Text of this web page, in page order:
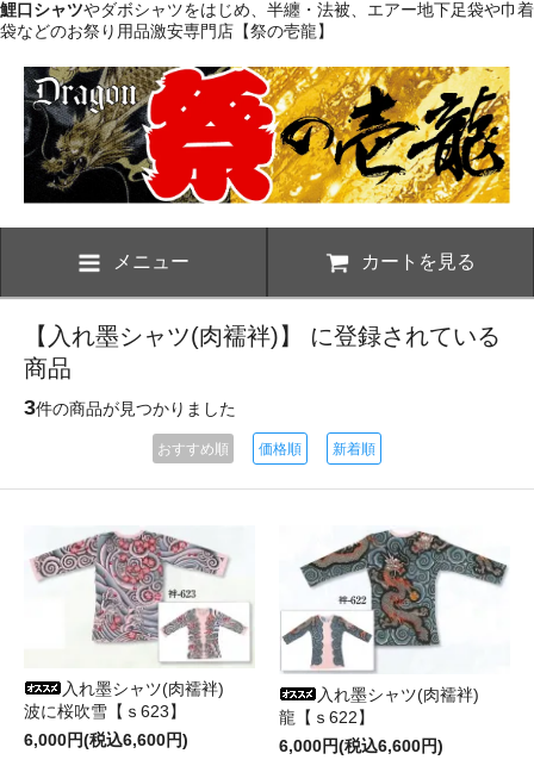
鯉口シャツやダボシャツをはじめ、半纏・法被、エアー地下足袋や巾着
袋などのお祭り用品激安専門店【祭の壱龍】
メニュー カートを見る
【入れ墨シャツ(肉襦袢)】 に登録されている
商品
3件の商品が見つかりました
おすすめ順 価格順 新着順
入れ墨シャツ(肉襦袢)
波に桜吹雪【ｓ623】
6,000円(税込6,600円)
入れ墨シャツ(肉襦袢)
龍【ｓ622】
6,000円(税込6,600円)